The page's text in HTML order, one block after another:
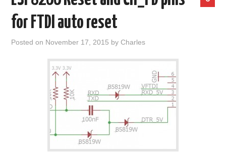
for FTDI auto reset
Posted on November 17, 2015 byCharles